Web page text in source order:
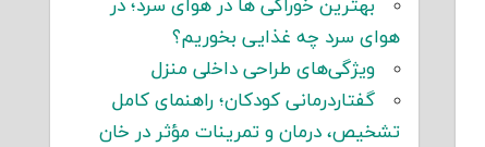
بهترین خوراکی ها در هوای سرد؛ در
هوای سرد چه غذایی بخوریم؟
ویژگی‌های طراحی داخلی منزل
گفتاردرمانی کودکان؛ راهنمای کامل
تشخیص، درمان و تمرینات مؤثر در خان